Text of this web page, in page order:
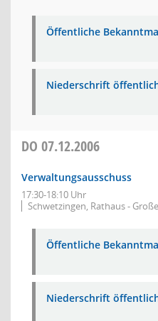
Öffentliche
Niederschrift
DO 07.12.2006
Verwaltungsausschuss
17:30-18:10 Uhr
Schwetzingen, Rathaus -
Öffentliche
Niederschrift